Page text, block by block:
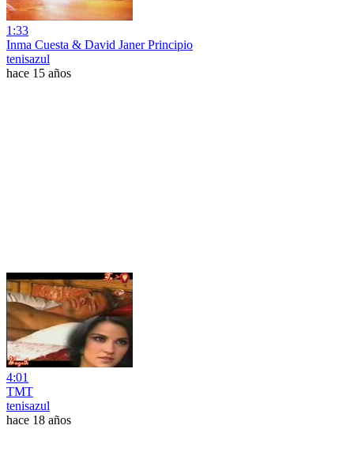
1:33
Inma Cuesta & David Janer Principio
tenisazul
hace 15 años
4:01
TMT
tenisazul
hace 18 años